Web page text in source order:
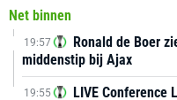
Net binnen
19:57
Ronald de Boer
middenstip bij Ajax
19:55 LIVE Conference